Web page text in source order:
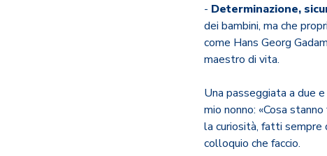
- Determinazione,
dei bambini, ma che
come Hans Georg
maestro di vita.
Una passeggiata a due
mio nonno: «Cosa
la curiosità, fatti sempre
colloquio che faccio.